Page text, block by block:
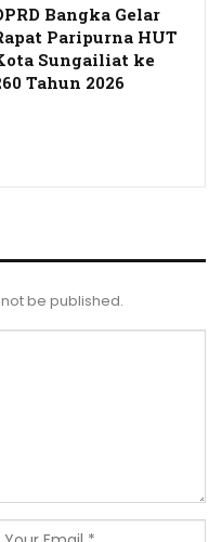
Bangka Gelar
Paripurna HUT
Sungailiat ke
Tahun 2026
be published.